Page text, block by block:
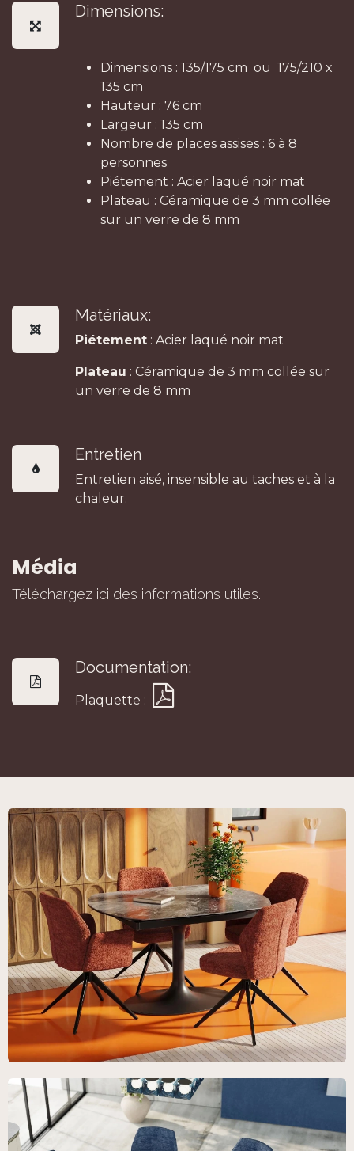
Dimensions:
Dimensions : 135/175 cm ou 175/210 x
135 cm
Hauteur : 76 cm
Largeur : 135 cm
Nombre de places assises : 6 à 8
personnes
Piétement : Acier laqué noir mat
Plateau : Céramique de 3 mm collée
sur un verre de 8 mm
Matériaux:
Piétement : Acier laqué noir mat
Plateau : Céramique de 3 mm collée sur
un verre de 8 mm
Entretien
Entretien aisé, insensible au taches et à la
chaleur.
Média
Téléchargez ici des informations utiles.
Documentation:
Plaquette :